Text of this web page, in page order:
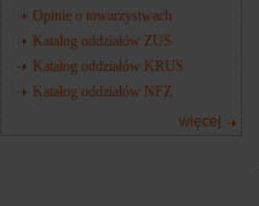
Opinie o towarzystwach
Katalog oddziałów ZUS
Katalog oddziałów KRUS
Katalog oddziałów NFZ
więcej